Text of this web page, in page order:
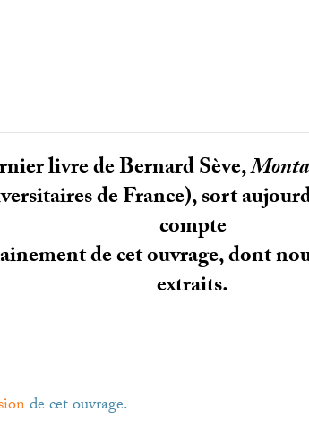
livre de Bernard Sève,
de France), sort
compte
de cet ouvrage, dont
extraits.
de cet ouvrage.